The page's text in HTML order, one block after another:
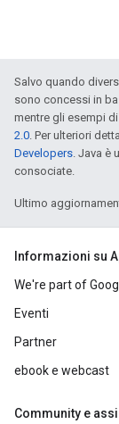
Salvo quando
sono concessi in
mentre gli esempi
2.0. Per ulteriori
Developers. Java è
consociate.
Ultimo
Informazioni su
We're part of
Eventi
Partner
ebook e webcast
Community e